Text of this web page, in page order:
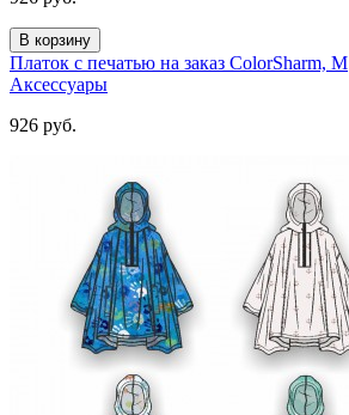
В корзину
Платок с печатью на заказ ColorSharm, M
Аксессуары
926 руб.